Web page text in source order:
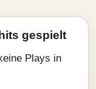
gespielt
Plays in